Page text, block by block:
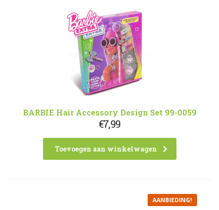
BARBIE Hair Accessory Design Set 99-0059
€7,99
Toevoegen aan winkelwagen
AANBIEDING!